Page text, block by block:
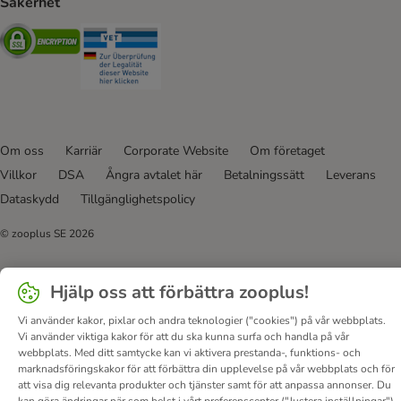
Security
Om oss Karriär Corporate Website
Om företaget
Villkor
DSA Ångra avtalet här Betalningssätt
Leverans
Dataskydd
Tillgänglighetspolicy
© zooplus SE 2026
Hjälp oss att förbättra zooplus!
Vi använder kakor, pixlar och andra teknologier ("cookies") på vår webbplats.
Vi använder viktiga kakor för att du ska kunna surfa och handla på vår
webbplats. Med ditt samtycke kan vi aktivera prestanda-, funktions- och
marknadsföringskakor för att förbättra din upplevelse på vår webbplats och för
att visa dig relevanta produkter och tjänster samt för att anpassa annonser. Du